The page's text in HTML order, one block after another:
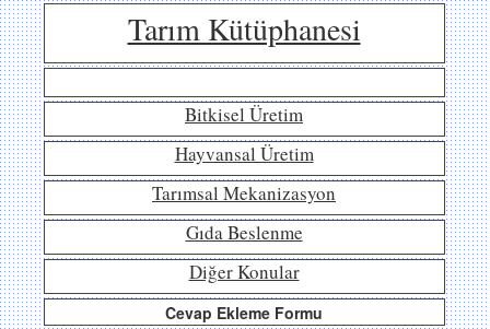
Tarım Kütüphanesi
Bitkisel Üretim
Hayvansal Üretim
Tarımsal Mekanizasyon
Gıda Beslenme
Diğer Konular
Cevap Ekleme Formu